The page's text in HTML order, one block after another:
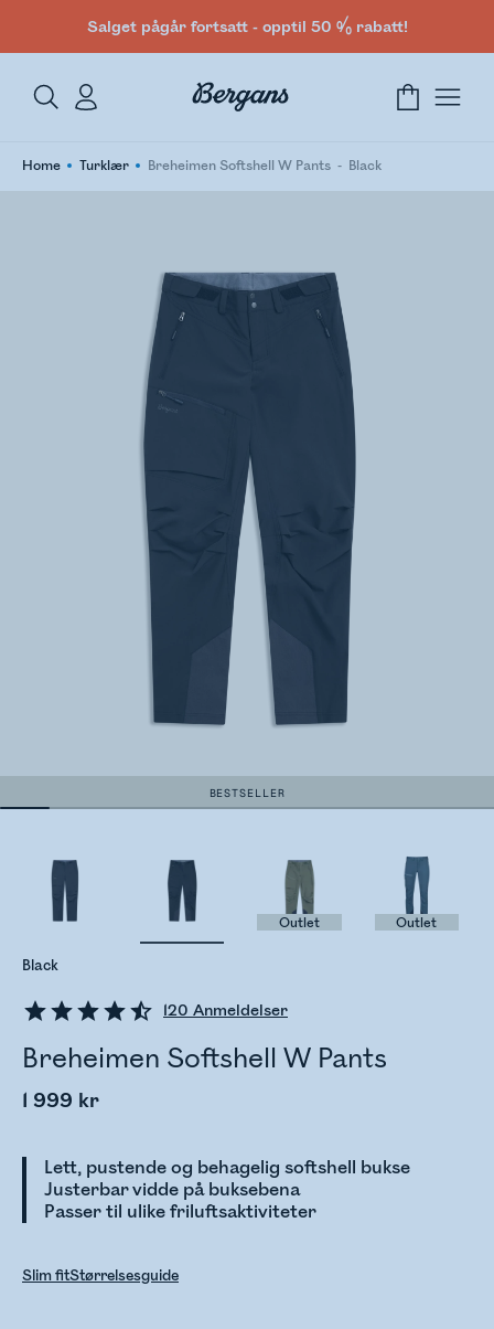
Salget pågår fortsatt - opptil 50 % rabatt!
Home Turklær Breheimen Softshell W Pants Black
BESTSELLER
120 Anmeldelser
Breheimen Softshell W Pants
1 999 kr
Lett, pustende og behagelig softshell bukse
Justerbar vidde på buksebena
Passer til ulike friluftsaktiviteter
Black
Outlet Outlet
Slim fitStørrelsesguide